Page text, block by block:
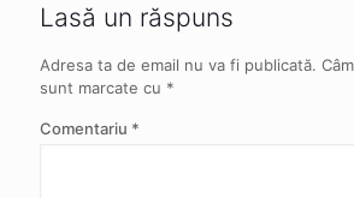
Lasă un răspuns
Adresa ta de email nu va fi publicată.
sunt marcate cu *
Comentariu *